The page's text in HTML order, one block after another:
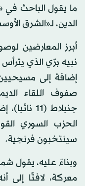
ما يقول الباحث
الدين، لـ«الشرق
أبرز المعارضين
إضافة إلى
صفوف اللقاء
جنبلاط
الحزب السوري
سينتخبون فرنجية.
وبناءً عليه، يقول
معركة، لافتًا إلى